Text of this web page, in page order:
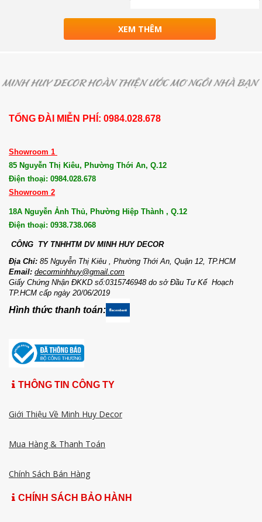
XEM THÊM
TỔNG ĐÀI MIỄN PHÍ: 0984.028.678
Showroom 1
85 Nguyễn Thị Kiêu, Phường Thới An, Q.12
Điện thoại: 0984.028.678
Showroom 2
18A Nguyễn Ảnh Thủ, Phường Hiệp Thành , Q.12
Điện thoại: 0938.738.068
CÔNG TY TNHHTM DV MINH HUY DECOR
Địa Chỉ: 85 Nguyễn Thị Kiêu , Phường Thới An, Quận 12, TP.HCM
Email: decorminhhuy@gmail.com
Giấy Chứng Nhận ĐKKD số:0315746948 do sở Đầu Tư Kế Hoạch
TP.HCM cấp ngày 20/06/2019
Hình thức thanh toán:
THÔNG TIN CÔNG TY
Giới Thiệu Về Minh Huy Decor
Mua Hàng & Thanh Toán
Chính Sách Bán Hàng
CHÍNH SÁCH BẢO HÀNH